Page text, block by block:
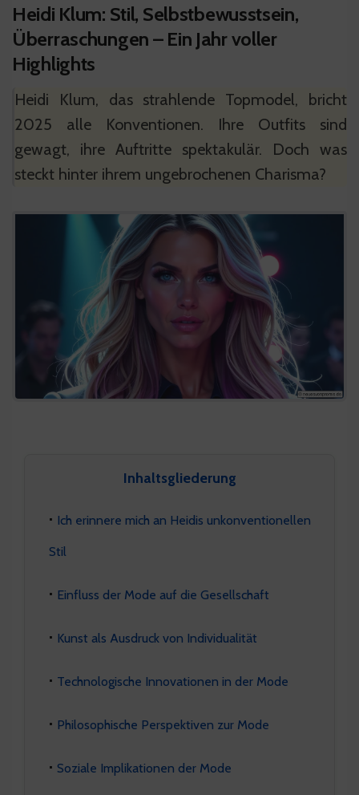
Heidi Klum: Stil, Selbstbewusstsein,
Überraschungen – Ein Jahr voller
Highlights
Heidi Klum, das strahlende Topmodel, bricht
2025 alle Konventionen. Ihre Outfits sind
gewagt, ihre Auftritte spektakulär. Doch was
steckt hinter ihrem ungebrochenen Charisma?
Inhaltsgliederung
Ich erinnere mich an Heidis unkonventionellen
Stil
Einfluss der Mode auf die Gesellschaft
Kunst als Ausdruck von Individualität
Technologische Innovationen in der Mode
Philosophische Perspektiven zur Mode
Soziale Implikationen der Mode